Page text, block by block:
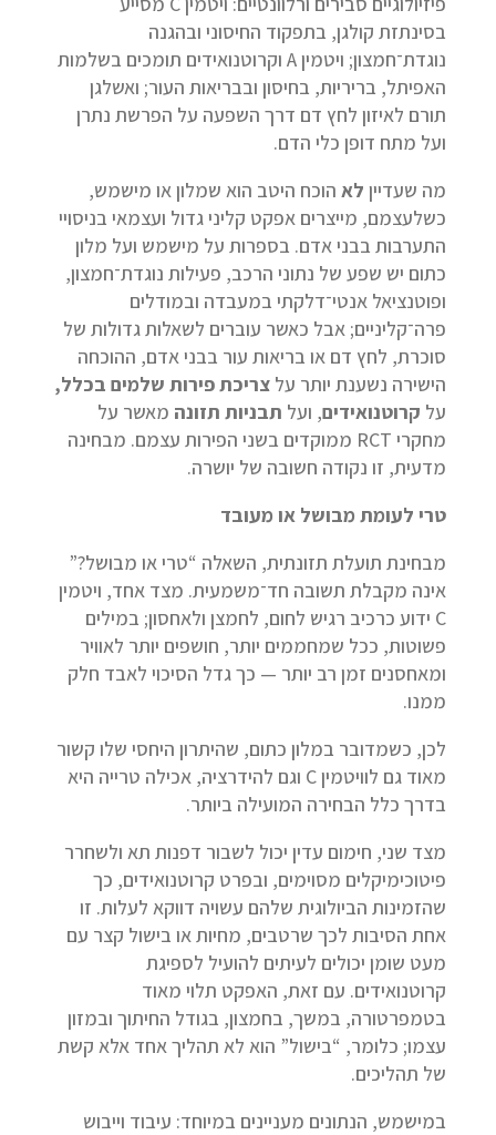
בסינתזת קולגן, בתפקוד החיסוני ובהגנה
נוגדת־חמצון; ויטמין A וקרוטנואידים תומכים בשלמות
האפיתל, בריריות, בחיסון ובבריאות העור; ואשלגן
תורם לאיזון לחץ דם דרך השפעה על הפרשת נתרן
ועל מתח דופן כלי הדם.
מה שעדיין לאהוכח היטב הוא שמלון או מישמש,
כשלעצמם, מייצרים אפקט קליני גדול ועצמאי בניסויי
התערבות בבני אדם. בספרות על מישמש ועל מלון
כתום יש שפע של נתוני הרכב, פעילות נוגדת־חמצון,
ופוטנציאל אנטי־דלקתי במעבדה ובמודלים
פרה־קליניים; אבל כאשר עוברים לשאלות גדולות של
סוכרת, לחץ דם או בריאות עור בבני אדם, ההוכחה
הישירה נשענת יותר על צריכת פירות שלמים בכלל,
על קרוטנואידים, ועל תבניות תזונה מאשר על
מחקרי RCT ממוקדים בשני הפירות עצמם. מבחינה
מדעית, זו נקודה חשובה של יושרה.
טרי לעומת מבושל או מעובד
מבחינת תועלת תזונתית, השאלה “טרי או מבושל?”
אינה מקבלת תשובה חד־משמעית. מצד אחד, ויטמין
C ידוע כרכיב רגיש לחום, לחמצן ולאחסון; במילים
פשוטות, ככל שמחממים יותר, חושפים יותר לאוויר
ומאחסנים זמן רב יותר — כך גדל הסיכוי לאבד חלק
ממנו.
לכן, כשמדובר במלון כתום, שהיתרון היחסי שלו קשור
מאוד גם לוויטמין C וגם להידרציה, אכילה טרייה היא
בדרך כלל הבחירה המועילה ביותר.
מצד שני, חימום עדין יכול לשבור דפנות תא ולשחרר
פיטוכימיקלים מסוימים, ובפרט קרוטנואידים, כך
שהזמינות הביולוגית שלהם עשויה דווקא לעלות. זו
אחת הסיבות לכך שרטבים, מחיות או בישול קצר עם
מעט שומן יכולים לעיתים להועיל לספיגת
קרוטנואידים. עם זאת, האפקט תלוי מאוד
בטמפרטורה, במשך, בחמצון, בגודל החיתוך ובמזון
עצמו; כלומר, “בישול” הוא לא תהליך אחד אלא קשת
של תהליכים.
במישמש, הנתונים מעניינים במיוחד: עיבוד וייבוש